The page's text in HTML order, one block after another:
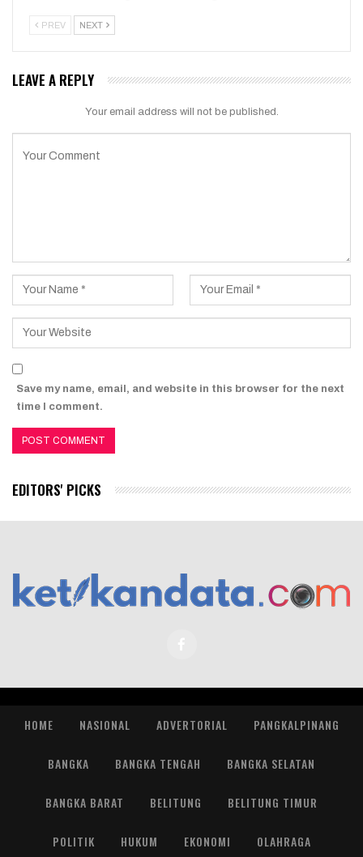
PREV NEXT
LEAVE A REPLY
Your email address will not be published.
Save my name, email, and website in this browser for the next
time I comment.
EDITORS' PICKS
HOME NASIONAL ADVERTORIAL PANGKALPINANG
BANGKA BANGKA TENGAH BANGKA SELATAN
BANGKA BARAT BELITUNG BELITUNG TIMUR
POLITIK HUKUM EKONOMI OLAHRAGA